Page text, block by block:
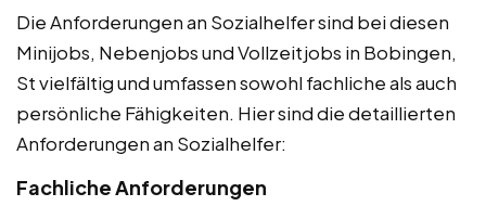
Die Anforderungen an Sozialhelfer sind bei diesen
Minijobs, Nebenjobs und Vollzeitjobs in Bobingen,
St vielfältig und umfassen sowohl fachliche als auch
persönliche Fähigkeiten. Hier sind die detaillierten
Anforderungen an Sozialhelfer:
Fachliche Anforderungen